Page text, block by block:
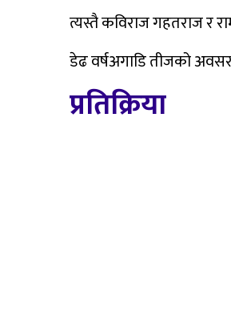
त्यस्तै कविराज गहतराज र
डेढ वर्षअगाडि तीजको
प्रतिक्रिया